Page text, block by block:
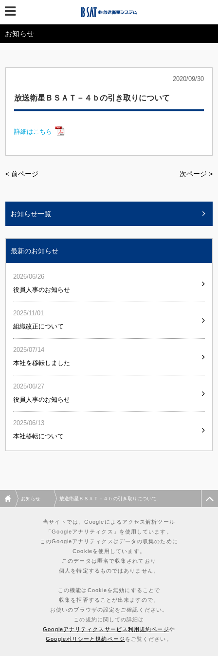
お知らせ
2020/09/30
放送衛星ＢＳＡＴ－４ｂの引き取りについて
詳細はこちら
< 前ページ 次ページ >
お知らせ一覧
最新のお知らせ
2026/06/26
役員人事のお知らせ
2025/11/01
組織改正について
2025/07/14
本社を移転しました
2025/06/27
役員人事のお知らせ
2025/06/13
本社移転について
お知らせ 放送衛星ＢＳＡＴ－４ｂの引き取りについて
当サイトでは、Googleによるアクセス解析ツール
「Googleアナリティクス」を使用しています。
このGoogleアナリティクスはデータの収集のために
Cookieを使用しています。
このデータは匿名で収集されており
個人を特定するものではありません。
この機能はCookieを無効にすることで
収集を拒否することが出来ますので、
お使いのブラウザの設定をご確認ください。
この規約に関しての詳細は
Googleアナリティクスサービス利用規約ページや
Googleポリシーと規約ページ をご覧ください。